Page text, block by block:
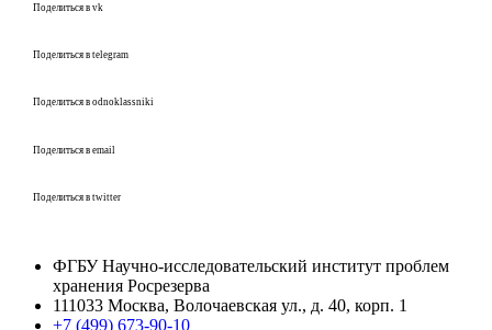
Поделиться в vk
Поделиться в telegram
Поделиться в odnoklassniki
Поделиться в email
Поделиться в twitter
ФГБУ Научно-исследовательский институт проблем
хранения Росрезерва​
111033 Москва, Волочаевская ул., д. 40, корп. 1
+7 (499) 673-90-10